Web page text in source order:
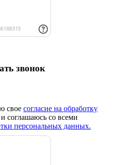
звонок
свое согласие на обработку
и соглашаюсь со всеми
персональных данных.